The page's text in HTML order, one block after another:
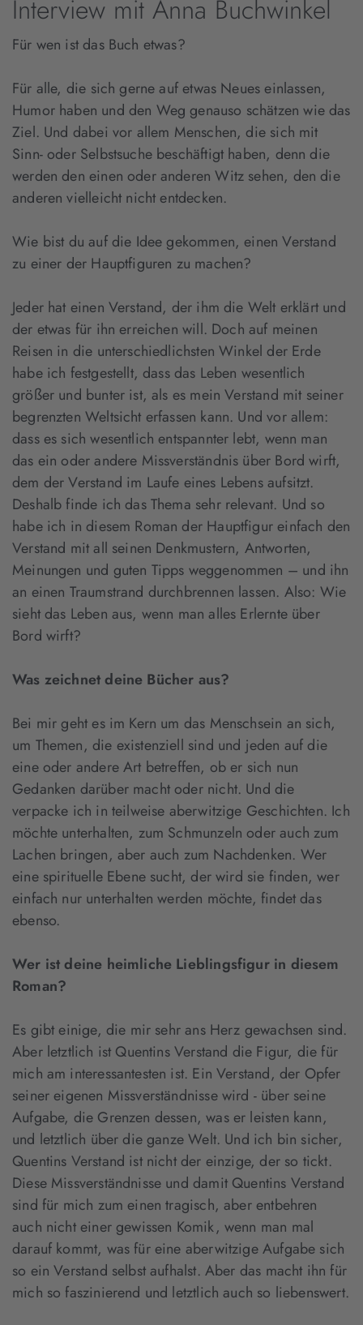
Interview mit Anna Buchwinkel
Für wen ist das Buch etwas?
Für alle, die sich gerne auf etwas Neues einlassen,
Humor haben und den Weg genauso schätzen wie das
Ziel. Und dabei vor allem Menschen, die sich mit
Sinn- oder Selbstsuche beschäftigt haben, denn die
werden den einen oder anderen Witz sehen, den die
anderen vielleicht nicht entdecken.
Wie bist du auf die Idee gekommen, einen Verstand
zu einer der Hauptfiguren zu machen?
Jeder hat einen Verstand, der ihm die Welt erklärt und
der etwas für ihn erreichen will. Doch auf meinen
Reisen in die unterschiedlichsten Winkel der Erde
habe ich festgestellt, dass das Leben wesentlich
größer und bunter ist, als es mein Verstand mit seiner
begrenzten Weltsicht erfassen kann. Und vor allem:
dass es sich wesentlich entspannter lebt, wenn man
das ein oder andere Missverständnis über Bord wirft,
dem der Verstand im Laufe eines Lebens aufsitzt.
Deshalb finde ich das Thema sehr relevant. Und so
habe ich in diesem Roman der Hauptfigur einfach den
Verstand mit all seinen Denkmustern, Antworten,
Meinungen und guten Tipps weggenommen – und ihn
an einen Traumstrand durchbrennen lassen. Also: Wie
sieht das Leben aus, wenn man alles Erlernte über
Bord wirft?
Was zeichnet deine Bücher aus?
Bei mir geht es im Kern um das Menschsein an sich,
um Themen, die existenziell sind und jeden auf die
eine oder andere Art betreffen, ob er sich nun
Gedanken darüber macht oder nicht. Und die
verpacke ich in teilweise aberwitzige Geschichten. Ich
möchte unterhalten, zum Schmunzeln oder auch zum
Lachen bringen, aber auch zum Nachdenken. Wer
eine spirituelle Ebene sucht, der wird sie finden, wer
einfach nur unterhalten werden möchte, findet das
ebenso.
Wer ist deine heimliche Lieblingsfigur in diesem
Roman?
Es gibt einige, die mir sehr ans Herz gewachsen sind.
Aber letztlich ist Quentins Verstand die Figur, die für
mich am interessantesten ist. Ein Verstand, der Opfer
seiner eigenen Missverständnisse wird - über seine
Aufgabe, die Grenzen dessen, was er leisten kann,
und letztlich über die ganze Welt. Und ich bin sicher,
Quentins Verstand ist nicht der einzige, der so tickt.
Diese Missverständnisse und damit Quentins Verstand
sind für mich zum einen tragisch, aber entbehren
auch nicht einer gewissen Komik, wenn man mal
darauf kommt, was für eine aberwitzige Aufgabe sich
so ein Verstand selbst aufhalst. Aber das macht ihn für
mich so faszinierend und letztlich auch so liebenswert.